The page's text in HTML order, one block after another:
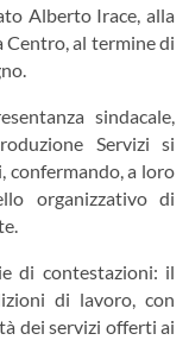
Alberto Irace, alla
Centro, al termine di
sindacale,
Servizi si
confermando, a loro
organizzativo di
di contestazioni: il
di lavoro, con
dei servizi offerti ai